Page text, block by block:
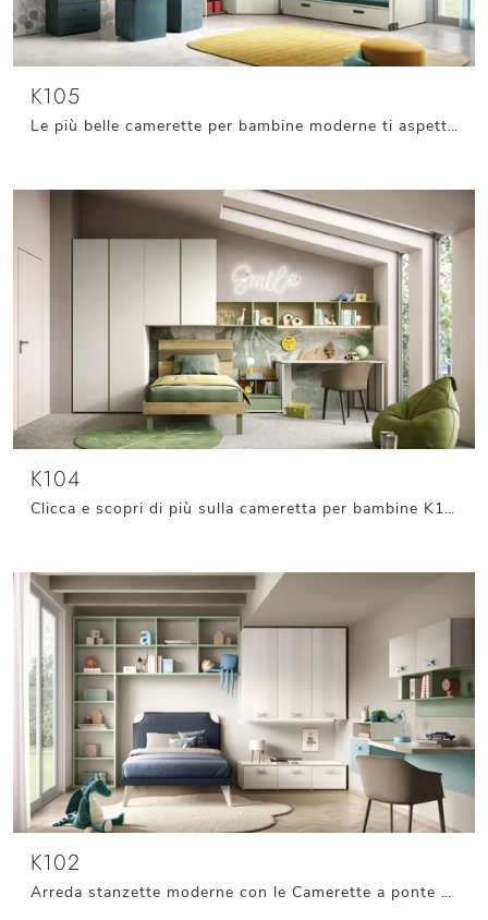
K105
Le più belle camerette per bambine moderne ti aspettano! Scopri il modello K105 di Moretti Compact Camerette.
K104
Clicca e scopri di più sulla cameretta per bambine K104! Le Camerette a ponte Moretti Compact Camerette ti attendono.
K102
Arreda stanzette moderne con le Camerette a ponte Moretti Compact Camerette! Il modello K102 in melaminico è per bambine.